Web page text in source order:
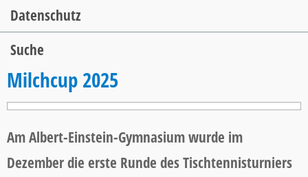
Datenschutz
Suche
Milchcup 2025
Am Albert-Einstein-Gymnasium wurde im
Dezember die erste Runde des Tischtennisturniers